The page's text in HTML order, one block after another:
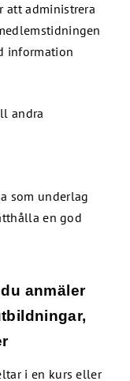
att administrera
information
andra
som underlag
en god
anmäler
i en kurs eller